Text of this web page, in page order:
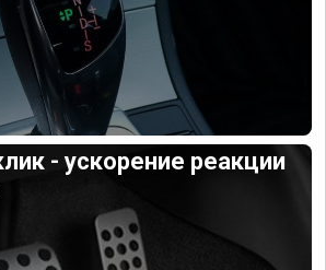
- ускорение реакции